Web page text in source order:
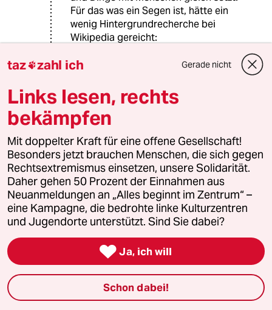
Für das was ein Segen ist, hätte ein
wenig Hintergrundrecherche bei
Wikipedia gereicht:
M mats
22.12.2023
@Rudolf Fissner:
Die reicht eben nicht. Denn
Tiersegnungen z.B. können in
festgelegten Formeln innerhalb eines
Tier- oder
Schöpfungsgottesdienstes erteilt
werden. Da sind die Tiere also sogar
besser dran als gleichgeschlechtlich
liebende Menschen.
meistkommentiert
taz zahl ich Gerade nicht
Links lesen, rechts
bekämpfen
Mit doppelter Kraft für eine offene Gesellschaft!
Besonders jetzt brauchen Menschen, die sich gegen
Rechtsextremismus einsetzen, unsere Solidarität.
Daher gehen 50 Prozent der Einnahmen aus
Neuanmeldungen an „Alles beginnt im Zentrum“ –
eine Kampagne, die bedrohte linke Kulturzentren
und Jugendorte unterstützt. Sind Sie dabei?
 Ja, ich will
Schon dabei!